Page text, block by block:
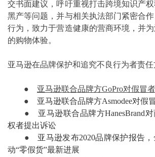
交书面建议，呼吁重视打击跨境知识产
黑产等问题，并与相关执法部门紧密合
行为，致力于营造健康的营商环境，并
的购物体验。
亚马逊在品牌保护和追究不良行为者责任
● 亚马逊联合品牌方GoPro对假冒
● 亚马逊联合品牌方Asmodee对假
● 亚马逊联合品牌方HanesBrand对
权者提出诉讼
● 亚马逊发布2020品牌保护报告
动“零假货”最新进展